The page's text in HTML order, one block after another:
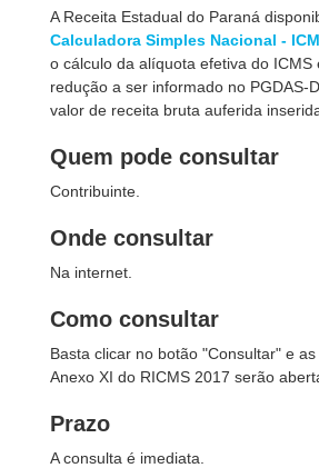
A Receita Estadual do Paraná
Calculadora Simples Nacional -
o cálculo da alíquota efetiva do ICMS
redução a ser informado no PGDAS-
valor de receita bruta auferida
Quem pode consultar
Contribuinte.
Onde consultar
Na internet.
Como consultar
Basta clicar no botão "Consultar" e
Anexo XI do RICMS 2017 serão
Prazo
A consulta é imediata.